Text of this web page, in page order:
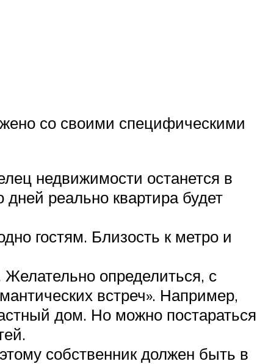
со своими специфическими
недвижимости останется в
дней реально квартира будет
гостям. Близость к метро и
определиться, с
встреч». Например,
дом. Но можно постараться
собственник должен быть в